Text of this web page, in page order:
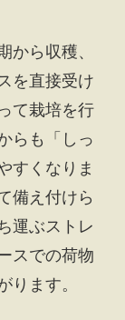
から収穫、
を直接受け
て栽培を行
らも「しっ
すくなりま
備え付けら
運ぶストレ
スでの荷物
ります。